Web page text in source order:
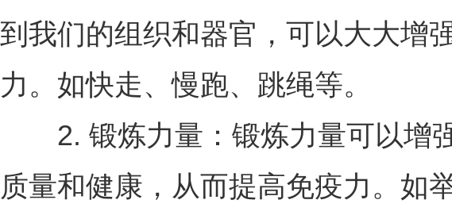
到我们的组织和器官，可以大大增
力。如快走、慢跑、跳绳等。
2. 锻炼力量：锻炼力量可以增
质量和健康，从而提高免疫力。如